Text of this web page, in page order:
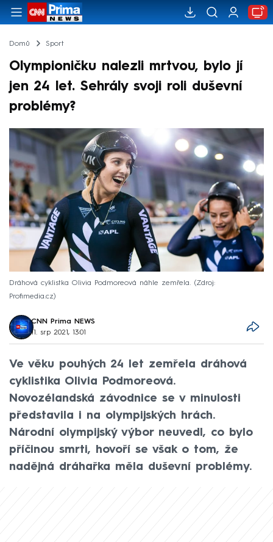
Domů Sport
Olympioničku nalezli mrtvou, bylo jí
jen 24 let. Sehrály svoji roli duševní
problémy?
Dráhová cyklistka Olivia Podmoreová náhle zemřela.
Zdroj:
Profimedia.cz
CNN Prima NEWS
11. srp 2021, 13:01
Ve věku pouhých 24 let zemřela dráhová
cyklistika Olivia Podmoreová.
Novozélandská závodnice se v minulosti
představila i na olympijských hrách.
Národní olympijský výbor neuvedl, co bylo
příčinou smrti, hovoří se však o tom, že
nadějná dráhařka měla duševní problémy.